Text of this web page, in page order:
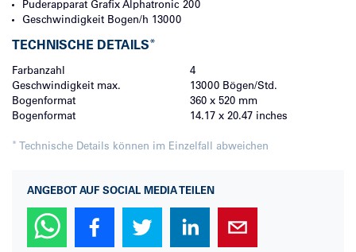
Puderapparat Grafix Alphatronic 200
Geschwindigkeit Bogen/h
13000
TECHNISCHE DETAILS*
Farbanzahl
4
Geschwindigkeit max.
13000 Bögen/Std.
Bogenformat
360 x 520 mm
Bogenformat
14.17 x 20.47 inches
* Technische Details können im Einzelfall abweichen
ANGEBOT AUF SOCIAL MEDIA TEILEN